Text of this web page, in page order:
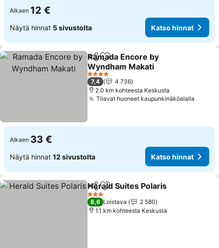
Alkaen 12 €
Näytä hinnat 5 sivustolta Katso hinnat
Jaa Lisää suosikkeihin
Ramada Encore by
Wyndham Makati
4 Tähtiluokitus
7,4
4 736
2.0 km kohteesta Keskusta
Tilavat huoneet kaupunkinäköalalla
Alkaen 33 €
Näytä hinnat 12 sivustolta Katso hinnat
Jaa Lisää suosikkeihin
Herald Suites Polaris
3 Tähtiluokitus
8,6 Loistava
2 580
1.1 km kohteesta Keskusta